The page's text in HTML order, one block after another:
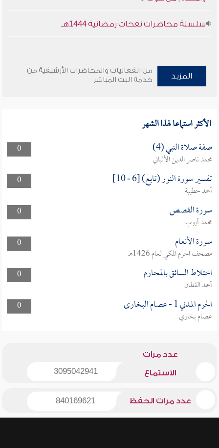
سلسلة محاضرات نفحات رمضانية 1444هـ
المزيد
من الفعاليات والمحاضرات الأرشيفية من
خدمة البث المباشر
الأكثر استماعا لهذا الشهر
0 صفة صلاة النبي (4)
محمد ناصر الدين الألباني
0
تفسير سورة النور (تابع) [6 - 10]
أحمد حطيبة
0
سورة القصص
محمد أيوب
0
سورة الأنعام
مصحف الحرم المكي لعام 1426هـ
0
اختلاط السائق بالمحارم
أحمد القطان
0
الحرم المدني 1 - عصام البخارى
عصام بخاري
عدد مرات
الاستماع 3095042941
عدد مرات الحفظ 840169621